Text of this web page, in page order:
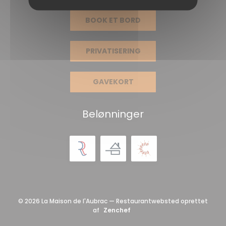
BOOK ET BORD
PRIVATISERING
GAVEKORT
Belønninger
© 2026 La Maison de l'Aubrac — Restaurantwebsted oprettet
af Zenchef